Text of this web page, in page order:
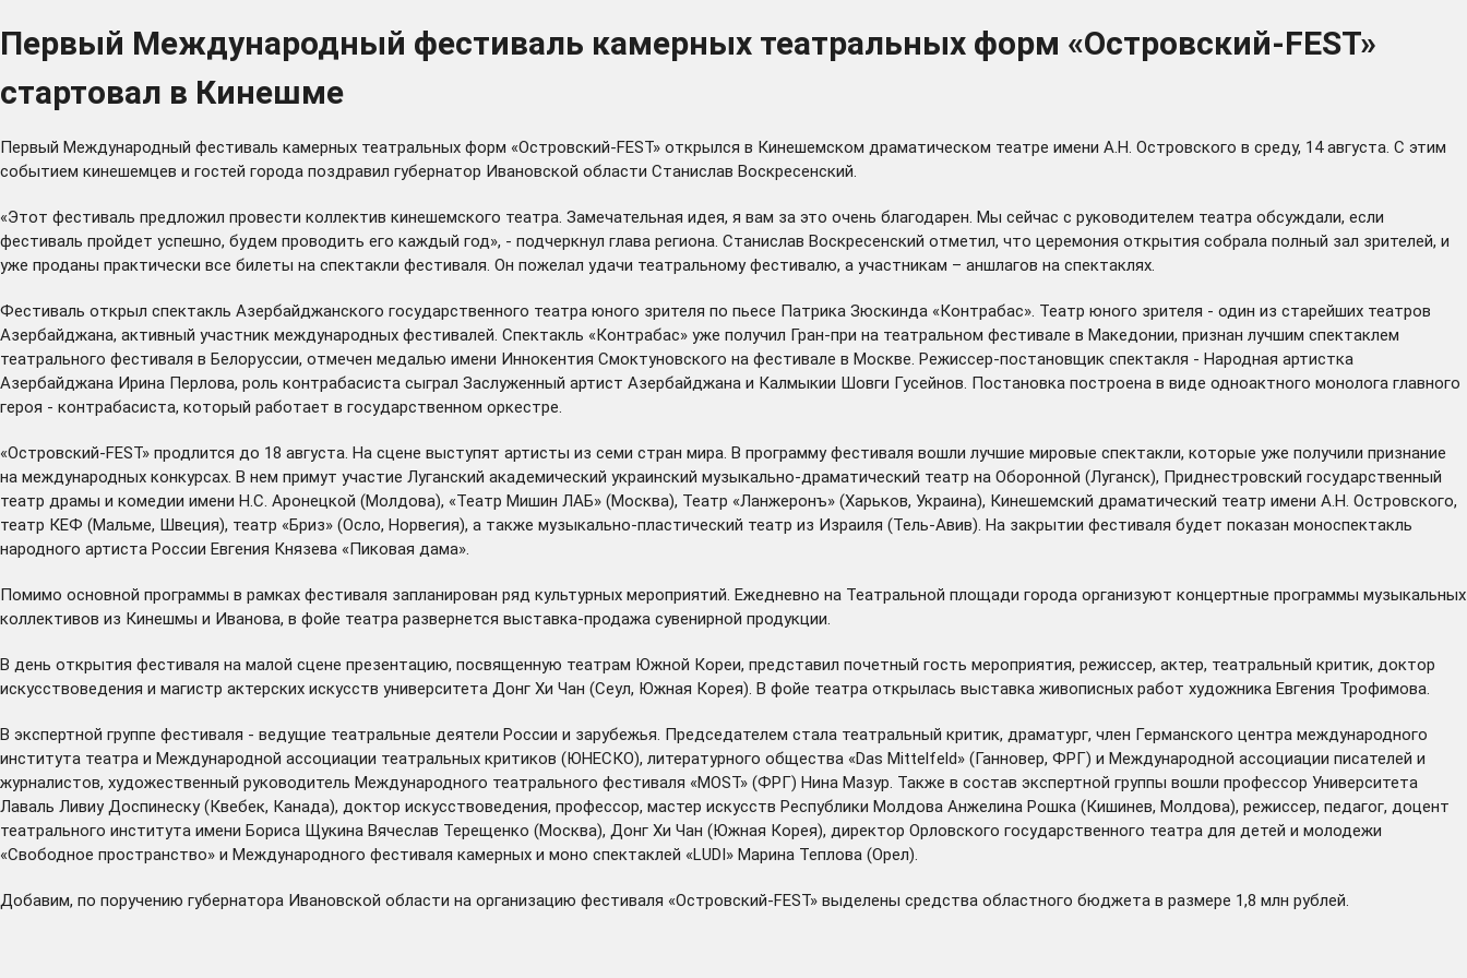
Первый Международный фестиваль камерных театральных форм «Островский-FEST»
стартовал в Кинешме
Первый Международный фестиваль камерных театральных форм «Островский-FEST» открылся в Кинешемском драматическом театре имени А.Н. Островского в среду, 14 августа. С этим
событием кинешемцев и гостей города поздравил губернатор Ивановской области Станислав Воскресенский.
«Этот фестиваль предложил провести коллектив кинешемского театра. Замечательная идея, я вам за это очень благодарен. Мы сейчас с руководителем театра обсуждали, если
фестиваль пройдет успешно, будем проводить его каждый год», - подчеркнул глава региона. Станислав Воскресенский отметил, что церемония открытия собрала полный зал зрителей, и
уже проданы практически все билеты на спектакли фестиваля. Он пожелал удачи театральному фестивалю, а участникам – аншлагов на спектаклях.
Фестиваль открыл спектакль Азербайджанского государственного театра юного зрителя по пьесе Патрика Зюскинда «Контрабас». Театр юного зрителя - один из старейших театров
Азербайджана, активный участник международных фестивалей. Спектакль «Контрабас» уже получил Гран-при на театральном фестивале в Македонии, признан лучшим спектаклем
театрального фестиваля в Белоруссии, отмечен медалью имени Иннокентия Смоктуновского на фестивале в Москве. Режиссер-постановщик спектакля - Народная артистка
Азербайджана Ирина Перлова, роль контрабасиста сыграл Заслуженный артист Азербайджана и Калмыкии Шовги Гусейнов. Постановка построена в виде одноактного монолога главного
героя - контрабасиста, который работает в государственном оркестре.
«Островский-FEST» продлится до 18 августа. На сцене выступят артисты из семи стран мира. В программу фестиваля вошли лучшие мировые спектакли, которые уже получили признание
на международных конкурсах. В нем примут участие Луганский академический украинский музыкально-драматический театр на Оборонной (Луганск), Приднестровский государственный
театр драмы и комедии имени Н.С. Аронецкой (Молдова), «Театр Мишин ЛАБ» (Москва), Театр «Ланжеронъ» (Харьков, Украина), Кинешемский драматический театр имени А.Н. Островского,
театр КЕФ (Мальме, Швеция), театр «Бриз» (Осло, Норвегия), а также музыкально-пластический театр из Израиля (Тель-Авив). На закрытии фестиваля будет показан моноспектакль
народного артиста России Евгения Князева «Пиковая дама».
Помимо основной программы в рамках фестиваля запланирован ряд культурных мероприятий. Ежедневно на Театральной площади города организуют концертные программы музыкальных
коллективов из Кинешмы и Иванова, в фойе театра развернется выставка-продажа сувенирной продукции.
В день открытия фестиваля на малой сцене презентацию, посвященную театрам Южной Кореи, представил почетный гость мероприятия, режиссер, актер, театральный критик, доктор
искусствоведения и магистр актерских искусств университета Донг Хи Чан (Сеул, Южная Корея). В фойе театра открылась выставка живописных работ художника Евгения Трофимова.
В экспертной группе фестиваля - ведущие театральные деятели России и зарубежья. Председателем стала театральный критик, драматург, член Германского центра международного
института театра и Международной ассоциации театральных критиков (ЮНЕСКО), литературного общества «Das Mittelfeld» (Ганновер, ФРГ) и Международной ассоциации писателей и
журналистов, художественный руководитель Международного театрального фестиваля «MOST» (ФРГ) Нина Мазур. Также в состав экспертной группы вошли профессор Университета
Лаваль Ливиу Доспинеску (Квебек, Канада), доктор искусствоведения, профессор, мастер искусств Республики Молдова Анжелина Рошка (Кишинев, Молдова), режиссер, педагог, доцент
театрального института имени Бориса Щукина Вячеслав Терещенко (Москва), Донг Хи Чан (Южная Корея), директор Орловского государственного театра для детей и молодежи
«Свободное пространство» и Международного фестиваля камерных и моно спектаклей «LUDI» Марина Теплова (Орел).
Добавим, по поручению губернатора Ивановской области на организацию фестиваля «Островский-FEST» выделены средства областного бюджета в размере 1,8 млн рублей.